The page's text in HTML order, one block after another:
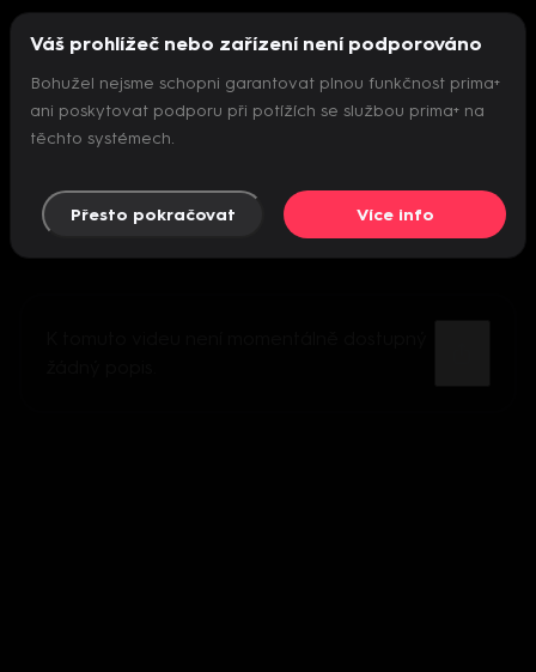
Nepodařilo se inicializovat přehrávač
Váš prohlížeč nebo zařízení není podporováno
Bohužel nejsme schopni garantovat plnou funkčnost prima+
ani poskytovat podporu při potížích se službou prima+ na
těchto systémech.
Přesto pokračovat Více info